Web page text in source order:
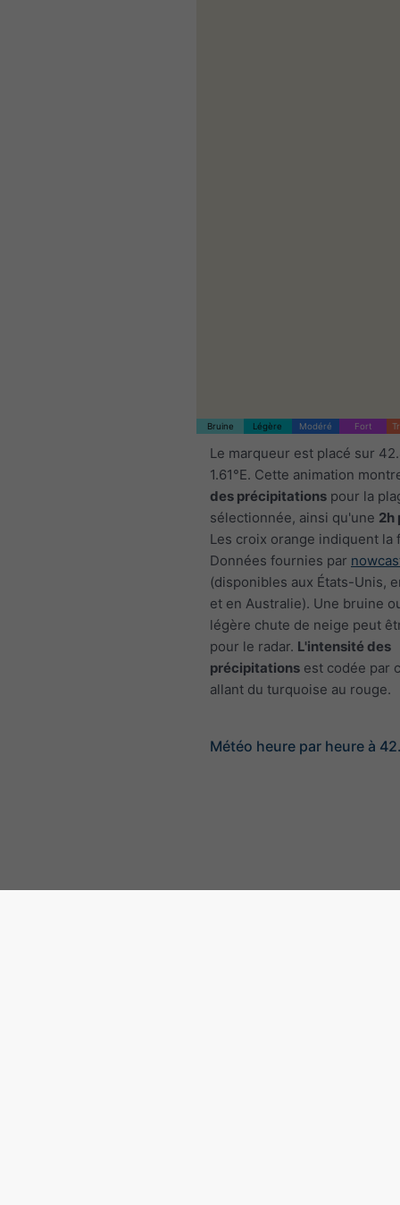
Bruine Légère Modéré Fort
Le marqueur est placé sur
1.61°E. Cette animation
des précipitations pour la
sélectionnée, ainsi qu'une 2h
Les croix orange indiquent la
Données fournies par
(disponibles aux États-Unis,
et en Australie). Une bruine
légère chute de neige peut
pour le radar. L'intensité des
précipitations est codée par
allant du turquoise au rouge.
Météo heure par heure à